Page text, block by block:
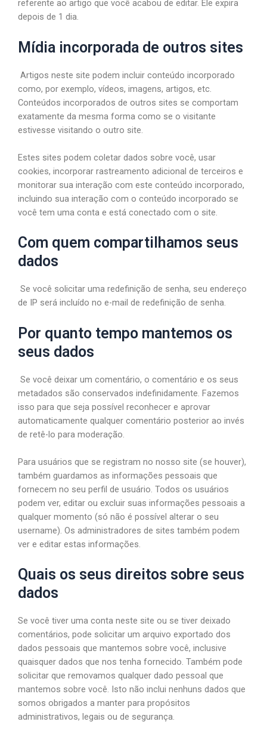
referente ao artigo que você acabou de editar. Ele expira
depois de 1 dia.
Mídia incorporada de outros sites
Artigos neste site podem incluir conteúdo incorporado
como, por exemplo, vídeos, imagens, artigos, etc.
Conteúdos incorporados de outros sites se comportam
exatamente da mesma forma como se o visitante
estivesse visitando o outro site.
Estes sites podem coletar dados sobre você, usar
cookies, incorporar rastreamento adicional de terceiros e
monitorar sua interação com este conteúdo incorporado,
incluindo sua interação com o conteúdo incorporado se
você tem uma conta e está conectado com o site.
Com quem compartilhamos seus
dados
Se você solicitar uma redefinição de senha, seu endereço
de IP será incluído no e-mail de redefinição de senha.
Por quanto tempo mantemos os
seus dados
Se você deixar um comentário, o comentário e os seus
metadados são conservados indefinidamente. Fazemos
isso para que seja possível reconhecer e aprovar
automaticamente qualquer comentário posterior ao invés
de retê-lo para moderação.
Para usuários que se registram no nosso site (se houver),
também guardamos as informações pessoais que
fornecem no seu perfil de usuário. Todos os usuários
podem ver, editar ou excluir suas informações pessoais a
qualquer momento (só não é possível alterar o seu
username). Os administradores de sites também podem
ver e editar estas informações.
Quais os seus direitos sobre seus
dados
Se você tiver uma conta neste site ou se tiver deixado
comentários, pode solicitar um arquivo exportado dos
dados pessoais que mantemos sobre você, inclusive
quaisquer dados que nos tenha fornecido. Também pode
solicitar que removamos qualquer dado pessoal que
mantemos sobre você. Isto não inclui nenhuns dados que
somos obrigados a manter para propósitos
administrativos, legais ou de segurança.